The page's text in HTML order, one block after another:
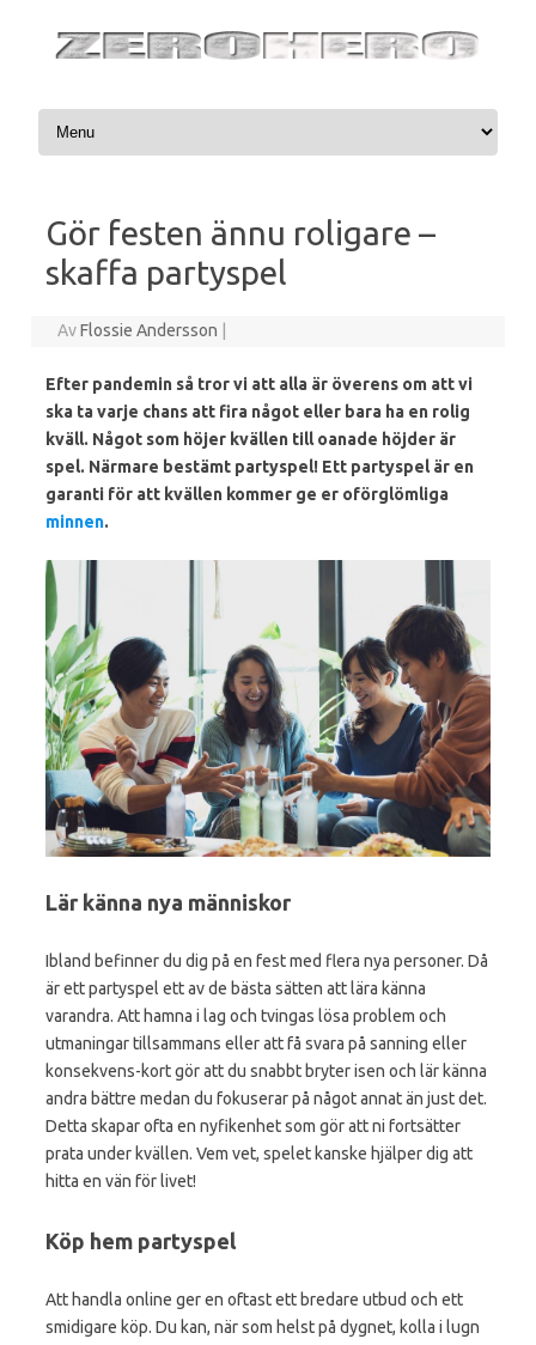
Hoppa till innehåll
Gör festen ännu roligare –
skaffa partyspel
AvFlossie Andersson
Efter pandemin så tror vi att alla är överens om att vi
ska ta varje chans att fira något eller bara ha en rolig
kväll. Något som höjer kvällen till oanade höjder är
spel. Närmare bestämt partyspel! Ett partyspel är en
garanti för att kvällen kommer ge er oförglömliga
minnen.
Lär känna nya människor
Ibland befinner du dig på en fest med flera nya personer. Då
är ett partyspel ett av de bästa sätten att lära känna
varandra. Att hamna i lag och tvingas lösa problem och
utmaningar tillsammans eller att få svara på sanning eller
konsekvens-kort gör att du snabbt bryter isen och lär känna
andra bättre medan du fokuserar på något annat än just det.
Detta skapar ofta en nyfikenhet som gör att ni fortsätter
prata under kvällen. Vem vet, spelet kanske hjälper dig att
hitta en vän för livet!
Köp hem partyspel
Att handla online ger en oftast ett bredare utbud och ett
smidigare köp. Du kan, när som helst på dygnet, kolla i lugn